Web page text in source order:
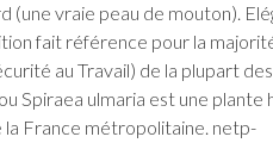
(une vraie peau de mouton).
fait référence pour la
au Travail) de la plupart
Spiraea ulmaria est une
la France métropolitaine. netp-